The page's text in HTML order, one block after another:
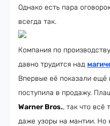
Однако есть пара
всегда так.
Компания по
давно трудится над
Впервые её показали ещё
поступила в продажу.
Warner Bros., так что всё
даже узоры на мантии. Но